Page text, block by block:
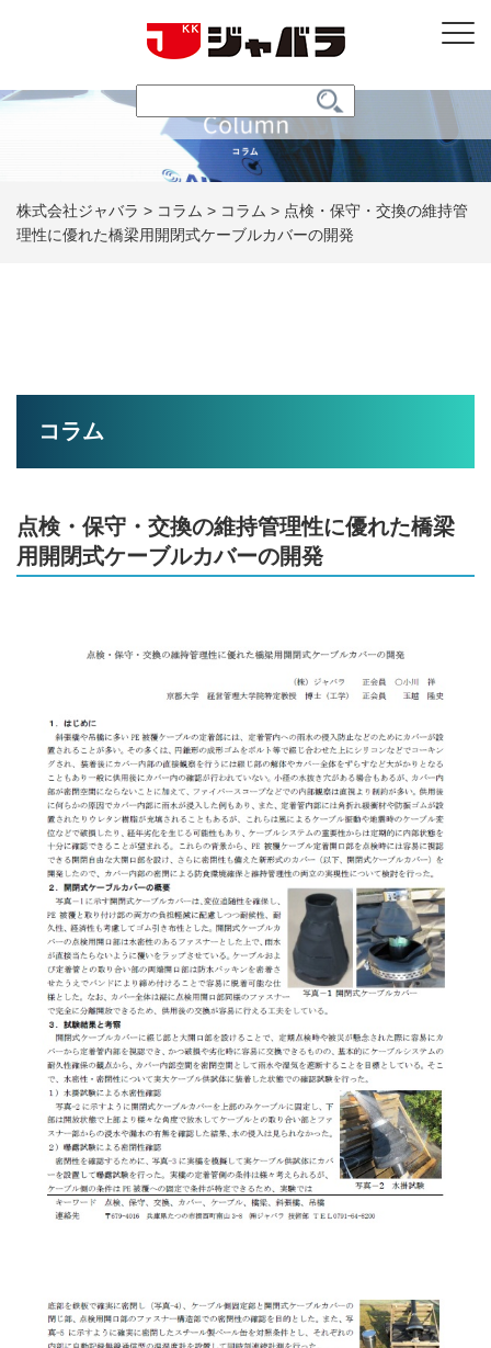
株式会社ジャバラ > コラム > コラム > 点検・保守・交換の維持管
理性に優れた橋梁用開閉式ケーブルカバーの開発
コラム
点検・保守・交換の維持管理性に優れた橋梁
用開閉式ケーブルカバーの開発